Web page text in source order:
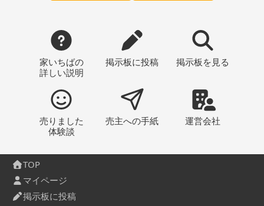
家いちばの
詳しい説明
掲示板に投稿 掲示板 を見る
売りました
体験談
売主への手紙 運営会社
TOP
マイページ
掲示板に投稿